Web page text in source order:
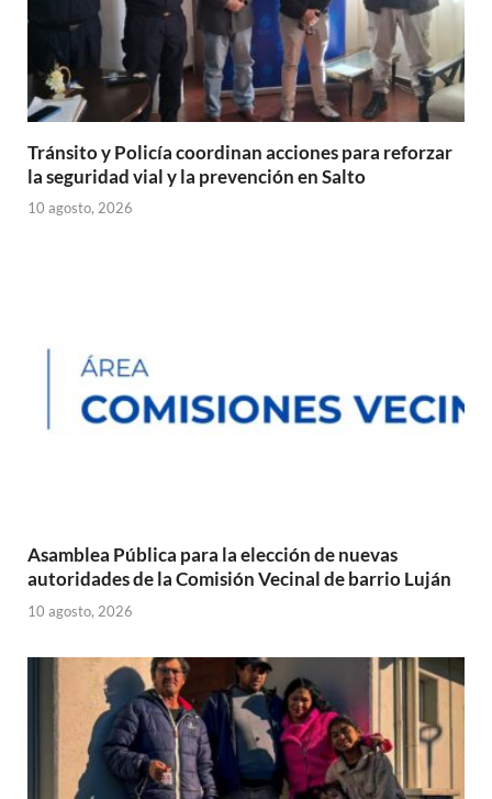
Tránsito y Policía coordinan acciones para reforzar
la seguridad vial y la prevención en Salto
10 agosto, 2026
Asamblea Pública para la elección de nuevas
autoridades de la Comisión Vecinal de barrio Luján
10 agosto, 2026